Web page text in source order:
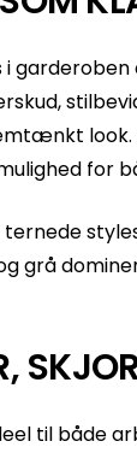
i
look.
for
grå
til både